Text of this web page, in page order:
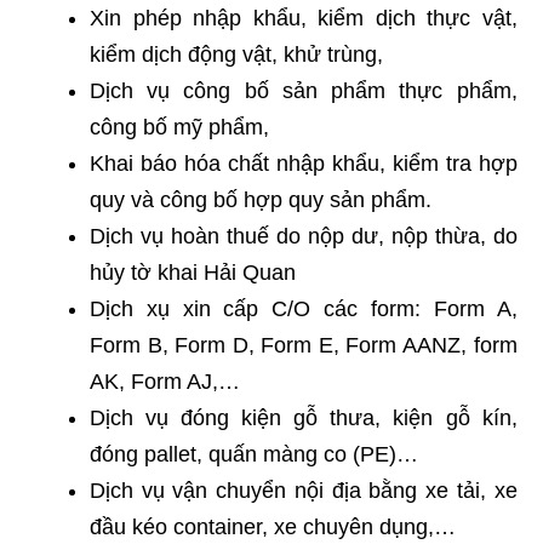
Xin phép nhập khẩu, kiểm dịch thực vật,
kiểm dịch động vật, khử trùng,
Dịch vụ công bố sản phẩm thực phẩm,
công bố mỹ phẩm,
Khai báo hóa chất nhập khẩu, kiểm tra hợp
quy và công bố hợp quy sản phẩm.
Dịch vụ hoàn thuế do nộp dư, nộp thừa, do
hủy tờ khai Hải Quan
Dịch xụ xin cấp C/O các form: Form A,
Form B, Form D, Form E, Form AANZ, form
AK, Form AJ,…
Dịch vụ đóng kiện gỗ thưa, kiện gỗ kín,
đóng pallet, quấn màng co (PE)…
Dịch vụ vận chuyển nội địa bằng xe tải, xe
đầu kéo container, xe chuyên dụng,…